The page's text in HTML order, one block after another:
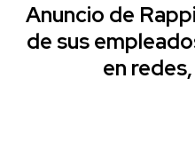
Anuncio de
de sus
en